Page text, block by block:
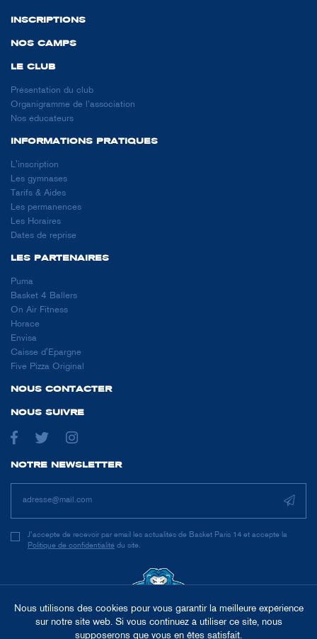
INSCRIPTIONS
NOS CAMPS
LE CLUB
Présentation du club
Organigramme de l’association
Nos éducateurs
INFORMATIONS PRATIQUES
L'inscription
Les gymnases
Tarifs & Aides
Les permanences
Les Horaires
Dates de reprise
LES PARTENAIRES
Puma
Basket 4 Ballers
On Air Fitness
Horace
Envisa
Caisse d'Epargne
Five Pizza Original
NOUS CONTACTER
NOUS SUIVRE
NOTRE NEWSLETTER
J’accepte de recevoir par email les actualités de Basket Paris 14 et accepte la
Politique de confidentialité du site.
Nous utilisons des cookies pour vous garantir la meilleure expérience
sur notre site web. Si vous continuez à utiliser ce site, nous
supposerons que vous en êtes satisfait.